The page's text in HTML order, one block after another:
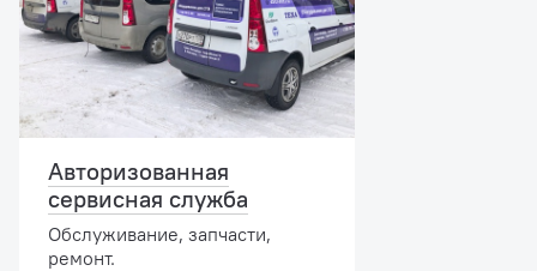
Авторизованная
сервисная служба
Обслуживание, запчасти,
ремонт.